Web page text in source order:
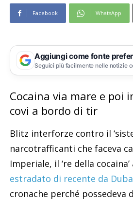
Facebook WhatsApp
Aggiungi come fonte
Seguici più facilmente nelle notizie
Cocaina via mare e poi
covi a bordo di tir
Blitz interforze contro il
narcotrafficanti che faceva
Imperiale, il ‘re della
estradato di recente da
cronache perché possedeva